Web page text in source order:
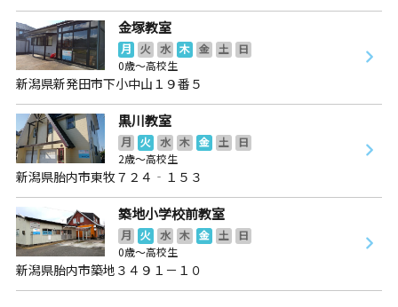
金塚教室
月 火 水 木 金 土
日
0歳～高校生
新潟県新発田市下小中山１９番５
黒川教室
月 火 水 木 金 土
日
2歳～高校生
新潟県胎内市東牧７２４‐１５３
築地小学校前教室
月 火 水 木 金 土
日
0歳～高校生
新潟県胎内市築地３４９１－１０